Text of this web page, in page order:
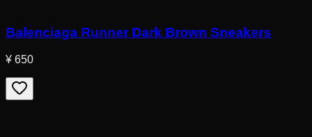
Balenciaga Runner Dark Brown Sneakers
¥ 650